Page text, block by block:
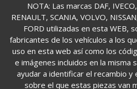
NOTA: Las marcas DAF,
RENAULT, SCANIA, VOLVO,
FORD utilizadas en esta WEB,
fabricantes de los vehículos a los
uso en esta web así como los
e imágenes incluidos en la misma
ayudar a identificar el recambio y
sobre el que estas piezas van